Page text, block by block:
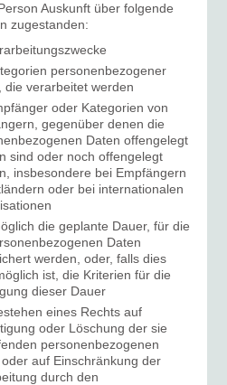
Auskunft über folgende
zugestanden:
personenbezogener
die verarbeitet werden
oder Kategorien von
gegenüber denen die
Daten offengelegt
sind oder noch offengelegt
insbesondere bei Empfängern
oder bei internationalen
die geplante Dauer, für die
Daten
werden, oder, falls dies
ist, die Kriterien für die
dieser Dauer
eines Rechts auf
oder Löschung der sie
personenbezogenen
auf Einschränkung der
durch den